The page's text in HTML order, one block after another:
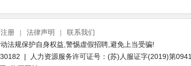
册 | 法律声明 |
联系我们
法规保护自身权益,警惕虚假招聘,避免上当受骗!
| 人力资源服务许可证号：(苏)人服证字(2019)第